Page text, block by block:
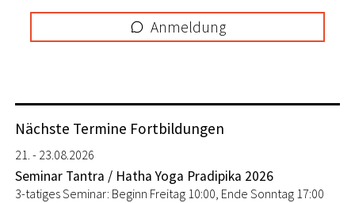
Anmeldung
Nächste Termine Fortbildungen
21. - 23.08.2026
Seminar Tantra / Hatha Yoga Pradipika 2026
3-tatiges Seminar: Beginn Freitag 10:00, Ende Sonntag 17:00